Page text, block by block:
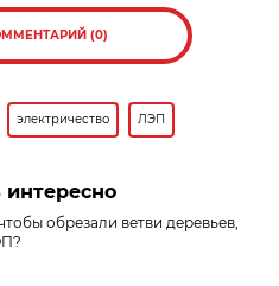
(0)
электричество ЛЭП
обрезали ветви деревьев,